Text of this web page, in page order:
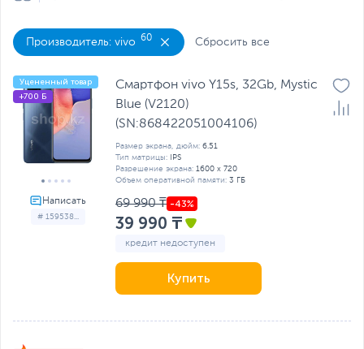
Производитель: vivo 60 Сбросить все
# 159538...
Уцененный товар
+700 Б
Смартфон vivo Y15s, 32Gb, Mystic
Blue (V2120)
(SN:868422051004106)
Размер экрана, дюйм: 6.51
Тип матрицы:
IPS
Разрешение экрана: 1600 x 720
Объем оперативной памяти: 3 ГБ
69 990 ₸
39 990 ₸
кредит недоступен
Купить